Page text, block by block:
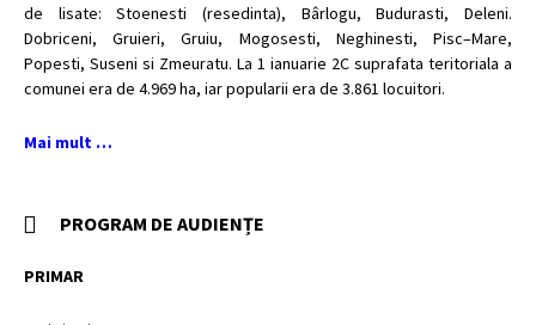
de lisate: Stoenesti (resedinta), Bârlogu, Budurasti, Deleni.
Dobriceni, Gruieri, Gruiu, Mogosesti, Neghinesti, Pisc–Mare,
Popesti, Suseni si Zmeuratu. La 1 ianuarie 2C suprafata teritoriala a
comunei era de 4.969 ha, iar popularii era de 3.861 locuitori.
Mai mult …
PROGRAM DE AUDIENȚE
PRIMAR